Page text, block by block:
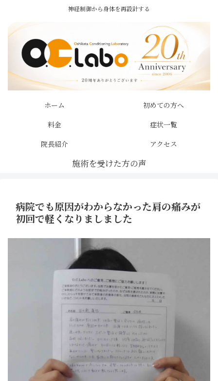
神経制御から身体を再設計する
ホーム
初めての方へ
料金
症状一覧
院長紹介
アクセス
病院でも原因がわからなかった肩の痛みが
初回で軽くなりましました